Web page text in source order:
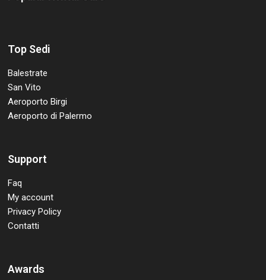
Top Sedi
Balestrate
San Vito
Aeroporto Birgi
Aeroporto di Palermo
Support
Faq
My account
Privacy Policy
Contatti
Awards